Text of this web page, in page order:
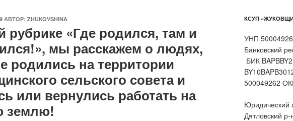
АВТОР: ZHUKOVSHINA
рубрике «Где родился, там и
мы расскажем о людях,
родились на территории
сельского совета и
или вернулись работать на
землю!
КСУП
УНП
Банковский
БИК
500049262
Юридический
Дятловский